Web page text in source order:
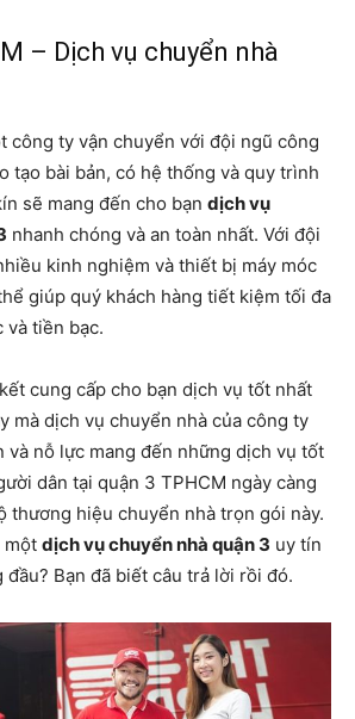
– Dịch vụ chuyển nhà
công ty vận chuyển với đội ngũ công
tạo bài bản, có hệ thống và quy trình
sẽ mang đến cho bạn dịch vụ
nhanh chóng và an toàn nhất. Với đội
kinh nghiệm và thiết bị máy móc
giúp quý khách hàng tiết kiệm tối đa
và tiền bạc.
cung cấp cho bạn dịch vụ tốt nhất
mà dịch vụ chuyển nhà của công ty
và nỗ lực mang đến những dịch vụ tốt
dân tại quận 3 TPHCM ngày càng
thương hiệu chuyển nhà trọn gói này.
một dịch vụ chuyển nhà quận 3 uy tín
đầu? Bạn đã biết câu trả lời rồi đó.